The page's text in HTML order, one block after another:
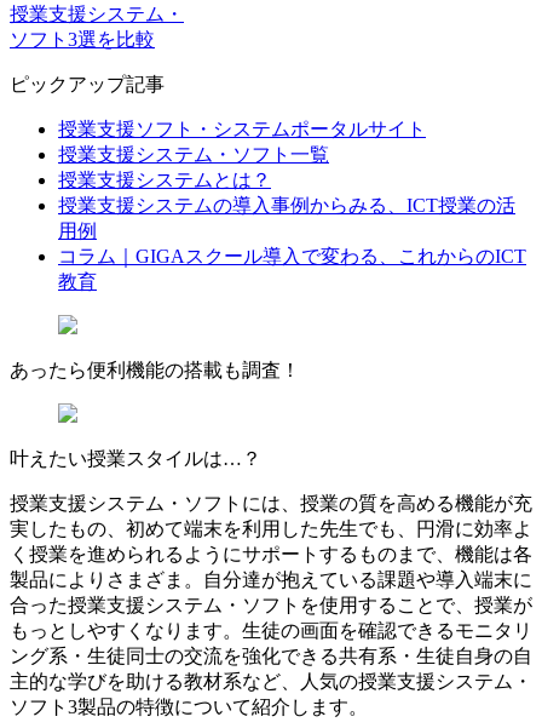
授業支援システム・
ソフト3選を比較
ピックアップ記事
授業支援ソフト・システムポータルサイト
授業支援システム・ソフト一覧
授業支援システムとは？
授業支援システムの導入事例からみる、ICT授業の活
用例
コラム｜GIGAスクール導入で変わる、これからのICT
教育
あったら便利機能の搭載も調査 ！
叶えたい授業スタイルは…？
授業支援システム・ソフトには、授業の質を高める機能が充
実したもの、初めて端末を利用した先生でも、円滑に効率よ
く授業を進められるようにサポートするものまで、機能は各
製品によりさまざま。自分達が抱えている課題や導入端末に
合った授業支援システム・ソフトを使用することで、授業が
もっとしやすくなります。生徒の画面を確認できるモニタリ
ング系・生徒同士の交流を強化できる共有系・生徒自身の自
主的な学びを助ける教材系など、人気の授業支援システム・
ソフト3製品の特徴について紹介します。